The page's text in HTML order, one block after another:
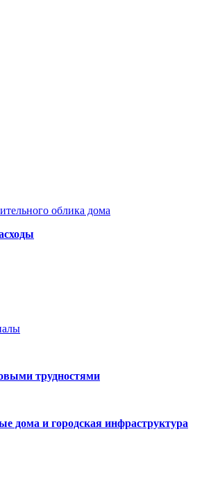
облика дома
трудностями
дома и городская инфраструктура